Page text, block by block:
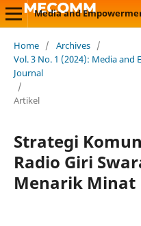
Media and
Home / Archives /
Vol. 3 No. 1 (2024): Media
Journal
/
Artikel
Strategi
Radio Giri
Menarik Minat